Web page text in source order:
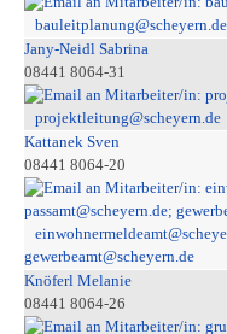
bauleitplanung@scheyern.de
Jany-Neidl Sabrina
08441 8064-31
projektleitung@scheyern.de
Kattanek Sven
08441 8064-20
gewerbeamt@scheyern.de
Knöferl Melanie
08441 8064-26